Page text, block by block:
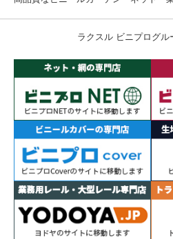
ラクスル ビニプログル